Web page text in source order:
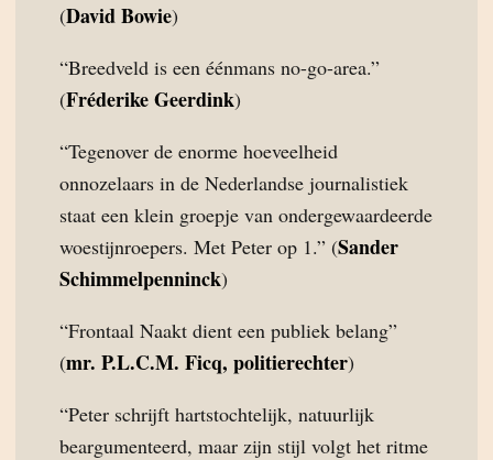
(David Bowie)
“Breedveld is een éénmans no-go-area.”
(Fréderike Geerdink)
“Tegenover de enorme hoeveelheid
onnozelaars in de Nederlandse journalistiek
staat een klein groepje van ondergewaardeerde
woestijnroepers. Met Peter op 1.” (Sander
Schimmelpenninck)
“Frontaal Naakt dient een publiek belang”
(mr. P.L.C.M. Ficq, politierechter)
“Peter schrijft hartstochtelijk, natuurlijk
beargumenteerd, maar zijn stijl volgt het ritme